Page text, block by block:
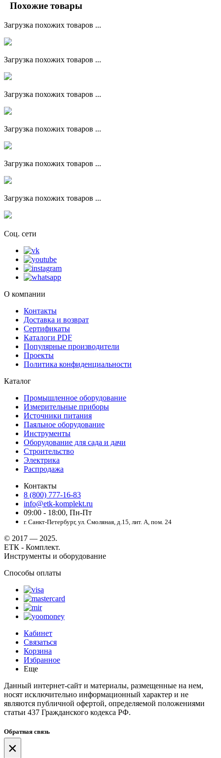
Похожие товары
Загрузка похожих товаров ...
Загрузка похожих товаров ...
Загрузка похожих товаров ...
Загрузка похожих товаров ...
Загрузка похожих товаров ...
Загрузка похожих товаров ...
Соц. сети
О компании
Контакты
Доставка и возврат
Сертификаты
Каталоги PDF
Популярные производители
Проекты
Политика конфиденциальности
Каталог
Промышленное оборудование
Измерительные приборы
Источники питания
Паяльное оборудование
Инструменты
Оборудование для сада и дачи
Строительство
Электрика
Распродажа
Контакты
8 (800) 777-16-83
info@etk-komplekt.ru
09:00 - 18:00, Пн-Пт
г. Санкт-Петербург, ул. Смоляная, д.15, лит. А, пом. 24
© 2017 — 2025.
ЕТК - Комплект.
Инструменты и оборудование
Способы оплаты
Кабинет
Связаться
Корзина
Избранное
Еще
Данный интернет-сайт и материалы, размещенные на нем,
носят исключительно информационный характер и не
являются публичной офертой, определяемой положениями
статьи 437 Гражданского кодекса РФ.
Обратная связь
×